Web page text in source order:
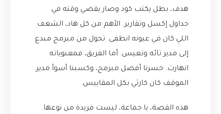
هدف، بطل يكتب كود وصار يقضي وقته في
جداول إكسل وتقارير. الأهم من كل هاد، الشغف
اللي كان في عيونه انطفى. تحول من مبرمج مبدع
إلى مدير تائه وتعيس. أما الفريق، فمعنوياته
انهارت. خسرنا أفضل مبرمج، وكسبنا أسوأ مدير.
الموقف كان كارثي بكل المقاييس.
هذه القصة، يا جماعة، ليست فريدة من نوعها.